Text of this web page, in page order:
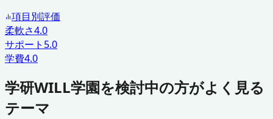
項目別評価
柔軟さ4.0
サポート 5.0
学費4.0
学研WILL学園を検討中の方がよく見る
テーマ